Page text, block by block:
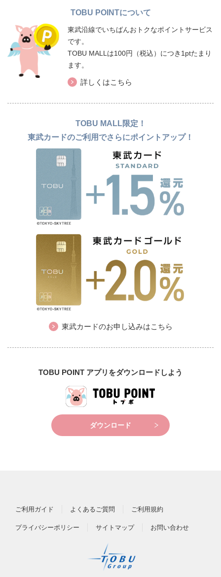
TOBU POINTについて
東武沿線でいちばんおトクなポイントサービス
です。
TOBU MALLは100円（税込）につき1ptたまり
ます。
詳しくはこちら
TOBU MALL限定！
東武カードのご利用でさらにポイントアップ！
東武カードのお申し込みはこちら
TOBU POINT アプリをダウンロードしよう
ダウンロード
ご利用ガイド よくあるご質問 ご利用規約
プライバシーポリシー サイトマップ お問い合わせ